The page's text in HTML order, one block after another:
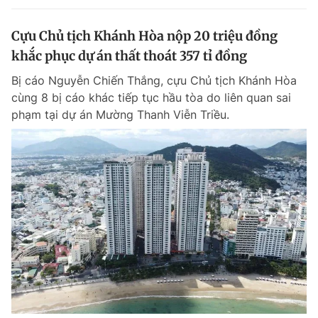
Cựu Chủ tịch Khánh Hòa nộp 20 triệu đồng
khắc phục dự án thất thoát 357 tỉ đồng
Bị cáo Nguyễn Chiến Thắng, cựu Chủ tịch Khánh Hòa
cùng 8 bị cáo khác tiếp tục hầu tòa do liên quan sai
phạm tại dự án Mường Thanh Viễn Triều.